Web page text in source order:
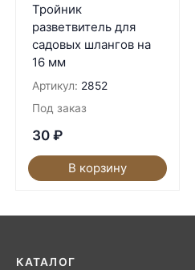
Тройник
разветвитель для
садовых шлангов на
16 мм
Артикул: 2852
Под заказ
30 ₽
В корзину
КАТАЛОГ